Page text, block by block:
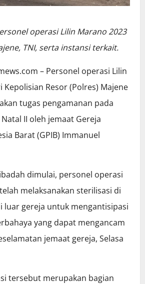
operasi Lilin Marano 2023
TNI, serta instansi terkait.
– Personel operasi Lilin
Kepolisian Resor (Polres) Majene
tugas pengamanan pada
II oleh jemaat Gereja
Barat (GPIB) Immanuel
dimulai, personel operasi
melaksanakan sterilisasi di
luar gereja untuk mengantisipasi
yang dapat mengancam
jemaat gereja, Selasa
tersebut merupakan bagian